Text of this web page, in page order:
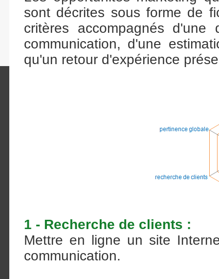
sont décrites sous forme de
critères accompagnés
communication, d'une
qu'un retour d'expérience
1 - Recherche de clients :
Mettre en ligne un site
communication.